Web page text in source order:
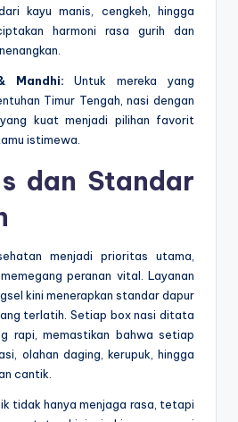
kayu manis, cengkeh, hingga
harmoni rasa gurih dan
Mandhi: Untuk mereka yang
Timur Tengah, nasi dengan
kuat menjadi pilihan favorit
istimewa.
dan Standar
menjadi prioritas utama,
peranan vital. Layanan
kini menerapkan standar dapur
terlatih. Setiap box nasi ditata
rapi, memastikan bahwa setiap
olahan daging, kerupuk, hingga
cantik.
tidak hanya menjaga rasa, tetapi